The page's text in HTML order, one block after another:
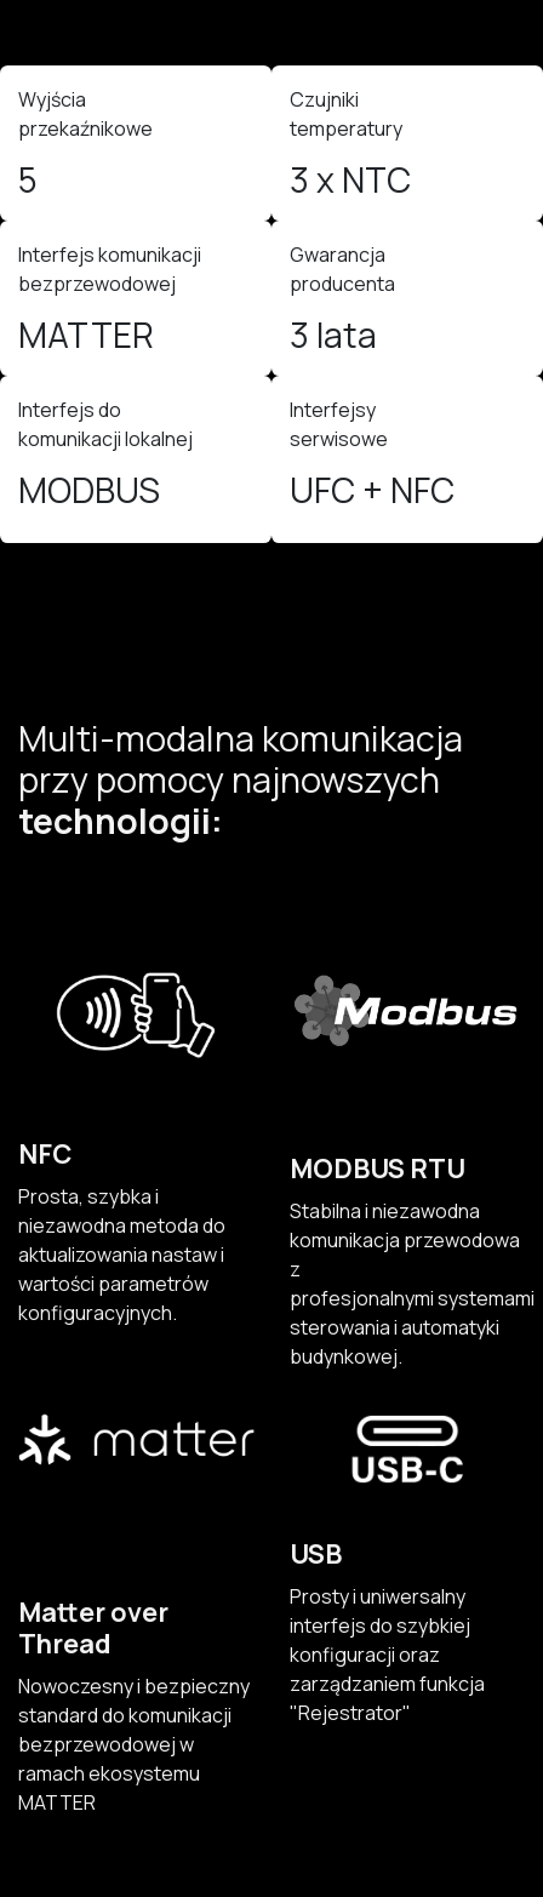
Wyjścia
przekaźnikowe
5
Czujniki
temperatury
3 x NTC
Interfejs komunikacji
bezprzewodowej
MATTER
Gwarancja
producenta
3 lata
Interfejs do
komunikacji lokalnej
MODBUS
Interfejsy
serwisowe
UFC + NFC
Multi-modalna komunikacja
przy pomocy najnowszych
technologii:
NFC
Prosta, szybka i
niezawodna metoda do
aktualizowania nastaw i
wartości parametrów
konfiguracyjnych.
MODBUS RTU
Stabilna i niezawodna
komunikacja przewodowa
z
profesjonalnymi systemami
sterowania i automatyki
budynkowej.
Matter over
Thread
Nowoczesny i bezpieczny
standard do komunikacji
bezprzewodowej w
ramach ekosystemu
MATTER
USB
Prosty i uniwersalny
interfejs do szybkiej
konfiguracji oraz
zarządzaniem funkcja
"Rejestrator"